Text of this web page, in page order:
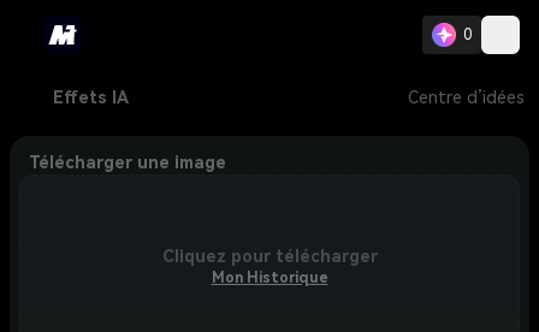
0
Effets IA Centre d’idées
Télécharger une image
Cliquez pour télécharger
Mon Historique